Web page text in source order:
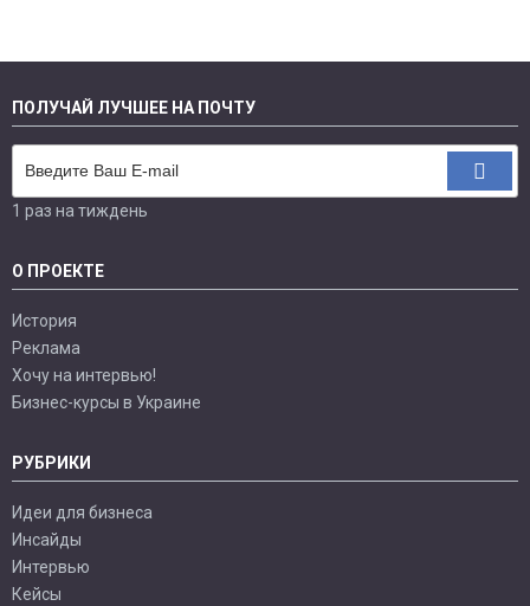
ПОЛУЧАЙ ЛУЧШЕЕ НА ПОЧТУ
1 раз на тиждень
О ПРОЕКТЕ
История
Реклама
Хочу на интервью!
Бизнес-курсы в Украине
РУБРИКИ
Идеи для бизнеса
Инсайды
Интервью
Кейсы